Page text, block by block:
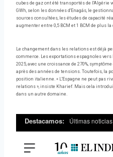
cubes de gaz ont été transportés de l'Algérie
GWh, selon les données d'Enagás, le
sources consultées, les études de capacité
augmenter entre 0,5 BCM et 1 BCM de plus la
Le changement dans les relations est déjà
commerce. Les exportations espagnoles
2025, avec une croissance de 270%,
après des années de tensions. Toutefois, la
position italienne. « L'Espagne ne peut pas
relations », insiste Kharief. Mais cela
dans un autre domaine.